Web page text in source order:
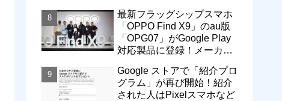
最新フラッグシップスマホ
「OPPO Find X9」のau版
「OPG07」がGoogle Play
対応製品に登録！メーカー
売へ
Google ストアで「紹介プロ
グラム」が再び開始！紹介
された人はPixelスマホなど